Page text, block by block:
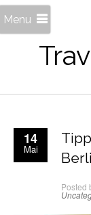
Menu
14
Mai
Posted